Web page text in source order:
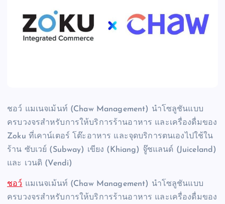
ชอว์ แมเนจเม้นท์ (Chaw Management) นำโซลูชันแบบ
ครบวงจรสำหรับการให้บริการร้านอาหาร และเครื่องดื่มของ
Zoku ที่เคาน์เตอร์ โต๊ะอาหาร และจุดบริการตนเองไปใช้ใน
ร้าน ซับเวย์ (Subway) เขียง (Khiang) จู๊ซแลนด์ (Juiceland)
และ เวนดิ (Vendi)
ชอว์ แมเนจเม้นท์ (Chaw Management) นำโซลูชันแบบ
ครบวงจรสำหรับการให้บริการร้านอาหาร และเครื่องดื่มของ